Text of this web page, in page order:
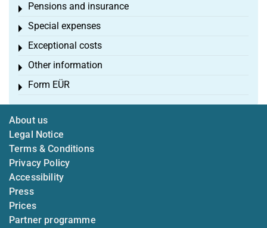
Pensions and insurance
Toggle menu
Special expenses
Toggle menu
Exceptional costs
Toggle menu
Other information
Toggle menu
Form EÜR
Toggle menu
About us
Legal Notice
Terms & Conditions
Privacy Policy
Accessibility
Press
Prices
Partner programme